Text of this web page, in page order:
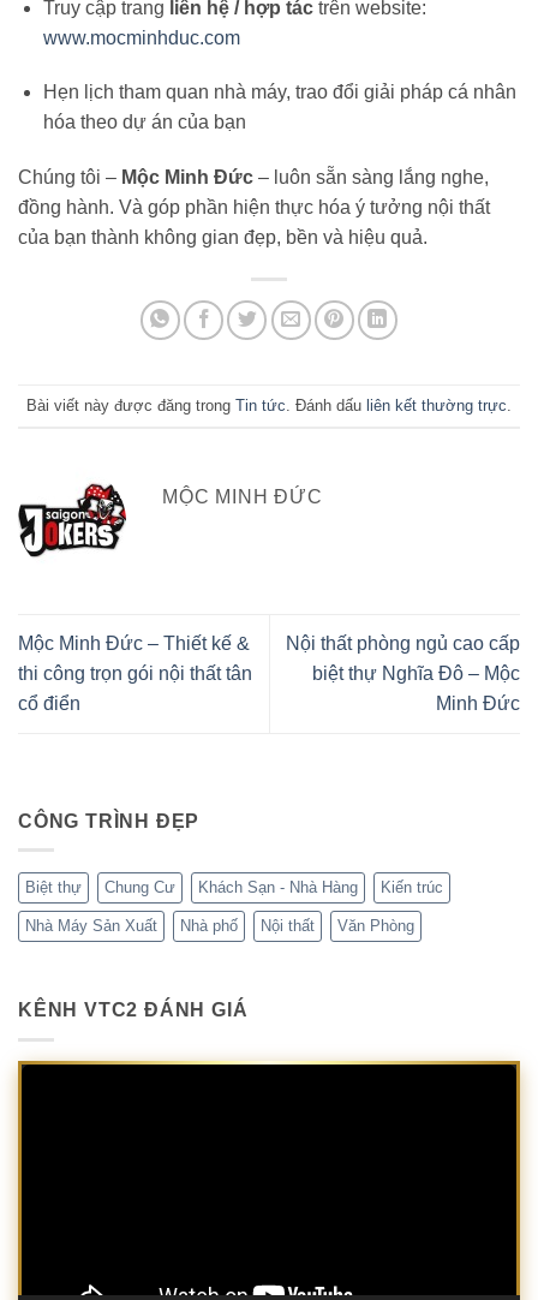
Truy cập trang liên hệ / hợp táctrên website:
www.mocminhduc.com
Hẹn lịch tham quan nhà máy, trao đổi giải pháp cá nhân
hóa theo dự án của bạn
Chúng tôi – Mộc Minh Đức – luôn sẵn sàng lắng nghe,
đồng hành. Và góp phần hiện thực hóa ý tưởng nội thất
của bạn thành không gian đẹp, bền và hiệu quả.
Bài viết này được đăng trong Tin tức . Đánh dấu liên kết thường trực
MỘC MINH ĐỨC
Mộc Minh Đức – Thiết kế &
thi công trọn gói nội thất tân
cổ điển
Nội thất phòng ngủ cao cấp
biệt thự Nghĩa Đô – Mộc
Minh Đức
CÔNG TRÌNH ĐẸP
Biệt thự Chung Cư Khách Sạn - Nhà Hàng Kiến trúc
Nhà Máy Sản Xuất Nhà phố Nội thất Văn Phòng
KÊNH VTC2 ĐÁNH GIÁ
Trình